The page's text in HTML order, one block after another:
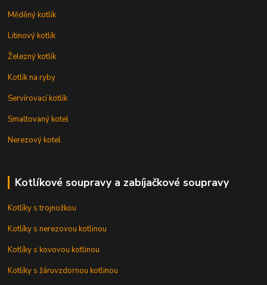
Měděný kotlík
Litinový kotlík
Železný kotlík
Kotlík na ryby
Servírovací kotlík
Smaltovaný kotel
Nerezový kotel
Kotlíkové soupravy a zabíjačkové soupravy
Kotlíky s trojnožkou
Kotlíky s nerezovou kotlinou
Kotlíky s kovovou kotlinou
Kotlíky s žáruvzdornou kotlinou